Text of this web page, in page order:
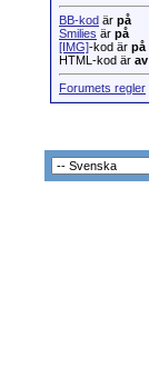
BB-kod är på
Smilies är på
[IMG]-kod är på
HTML-kod är av
Forumets regler